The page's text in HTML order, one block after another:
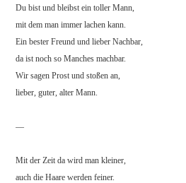
Du bist und bleibst ein toller Mann,
mit dem man immer lachen kann.
Ein bester Freund und lieber Nachbar,
da ist noch so Manches machbar.
Wir sagen Prost und stoßen an,
lieber, guter, alter Mann.
—
Mit der Zeit da wird man kleiner,
auch die Haare werden feiner.